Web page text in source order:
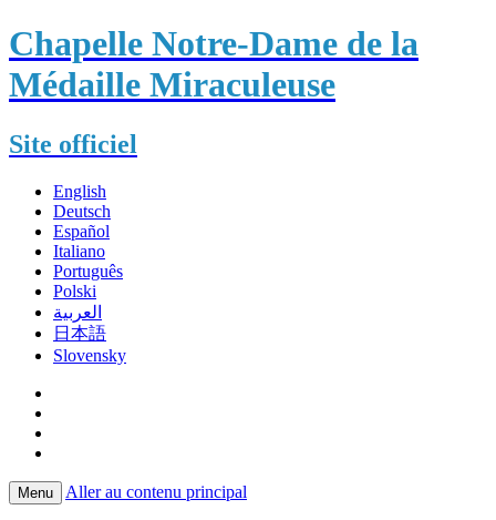
Chapelle Notre-Dame de la
Médaille Miraculeuse
Site officiel
English
Deutsch
Español
Italiano
Português
Polski
العربية
日本語
Slovensky
Menu Aller au contenu principal